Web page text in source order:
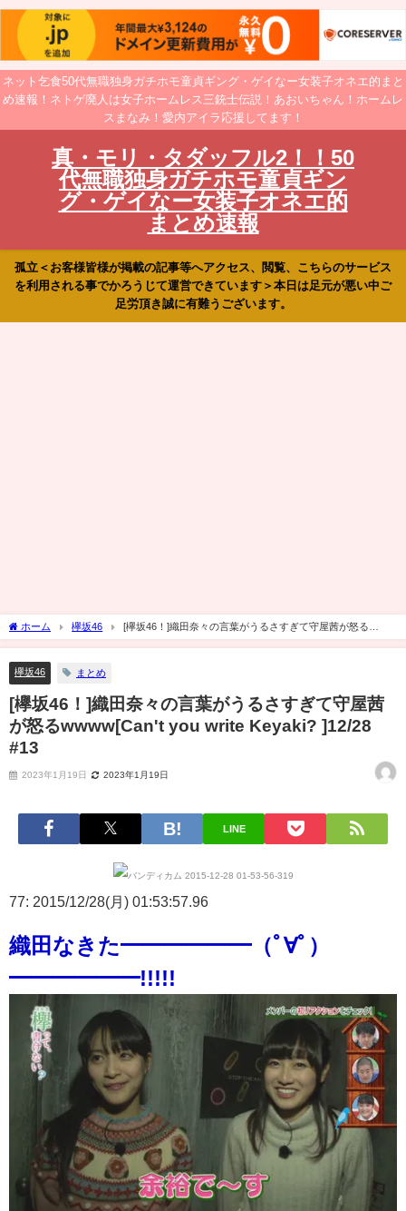
ネット乞食50代無職独身ガチホモ童貞ギング・ゲイなー女装子オネエ的まと
め速報！ネトゲ廃人は女子ホームレス三銃士伝説！あおいちゃん！ホームレ
スまなみ！愛内アイラ応援してます！
真・モリ・タダッフル2！！50
代無職独身ガチホモ童貞ギン
グ・ゲイなー女装子オネエ的
まとめ速報
孤立＜お客様皆様が掲載の記事等へアクセス、閲覧、こちらのサービス
を利用される事でかろうじて運営できています＞本日は足元が悪い中ご
足労頂き誠に有難うございます。
ホーム 欅坂46
[欅坂46！]織田奈々の言葉がうるさすぎて守屋茜が怒る
wwww[Can't you write Keyaki? ]12/28 #13
欅坂46 まとめ
[欅坂46！]織田奈々の言葉がうるさすぎて守屋茜
が怒るwwww[Can't you write Keyaki? ]12/28
#13
2023年1月19日 2023年1月19日
LINE
77: 2015/12/28(月) 01:53:57.96
織田なきた━━━━━━（ﾟ∀ﾟ）
━━━━━━!!!!!